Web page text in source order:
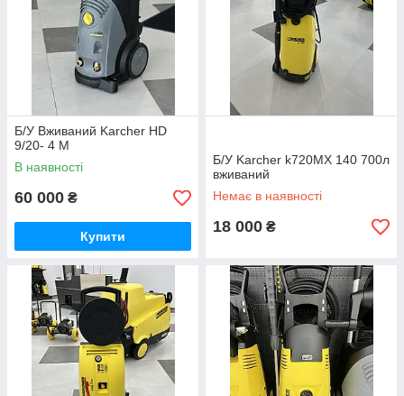
Б/У Вживаний Karcher HD
9/20- 4 M
В наявності
60 000 ₴
Купити
Б/У Karcher k720MX 140 700л
вживаний
Немає в наявності
18 000 ₴